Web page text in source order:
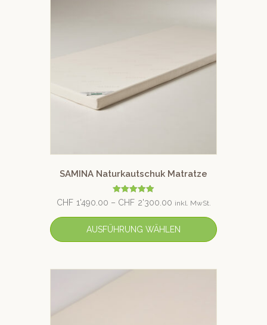
SAMINA Naturkautschuk Matratze
Bewertet mit
5.00
CHF 1'490.00 – CHF 2'300.00 inkl. MwSt.
AUSFÜHRUNG WÄHLEN